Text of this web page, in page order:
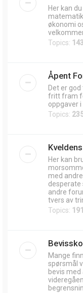
Her kan
økonomi
Topics:
Åpent
Det er
fritt fram
oppgaver
Topics:
Her kan
med
desperate
andre
tvers av
Topics:
Mange
spørsmål
bevis